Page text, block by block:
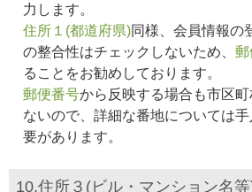
力します。
住所１(都道府県)同様、会員情報の
の整合性はチェックしないため、 郵
ることをお勧めしております。
郵便番号から反映する場合も市区
ないので、詳細な番地については
要があります。
10.住所３(ビル・マンション名